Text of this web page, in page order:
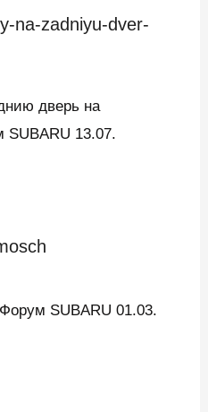
na-zadniyu-dver-
дверь на
13.07.
SUBARU 01.03.